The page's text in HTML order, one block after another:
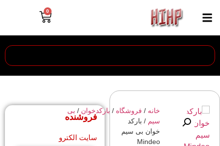
0
فروشنده
سایت الکترو
خانه / فروشگاه / باركدخوان / بی
سیم / بارکد
خوان بی سیم
Mindeo